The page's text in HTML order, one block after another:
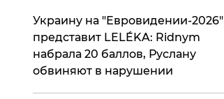
Украину на "Евровидении-2026"
представит LELÉKA: Ridnym
набрала 20 баллов, Руслану
обвиняют в нарушении